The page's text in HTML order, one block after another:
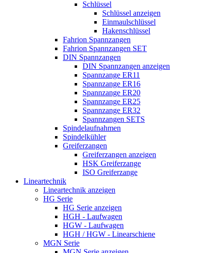
Schlüssel
Schlüssel anzeigen
Einmaulschlüssel
Hakenschlüssel
Fahrion Spannzangen
Fahrion Spannzangen SET
DIN Spannzangen
DIN Spannzangen anzeigen
Spannzange ER11
Spannzange ER16
Spannzange ER20
Spannzange ER25
Spannzange ER32
Spannzangen SETS
Spindelaufnahmen
Spindelkühler
Greiferzangen
Greiferzangen anzeigen
HSK Greiferzange
ISO Greiferzange
Lineartechnik
Lineartechnik anzeigen
HG Serie
HG Serie anzeigen
HGH - Laufwagen
HGW - Laufwagen
HGH / HGW - Linearschiene
MGN Serie